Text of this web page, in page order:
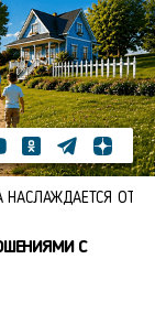
Одноклассники
ТелеграмЯндекс
НАСЛАЖДАЕТСЯ
С